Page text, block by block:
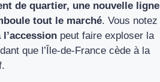
de quartier, une nouvelle ligne
tout le marché. Vous notez
peut faire exploser la
que l’Île-de-France cède à la